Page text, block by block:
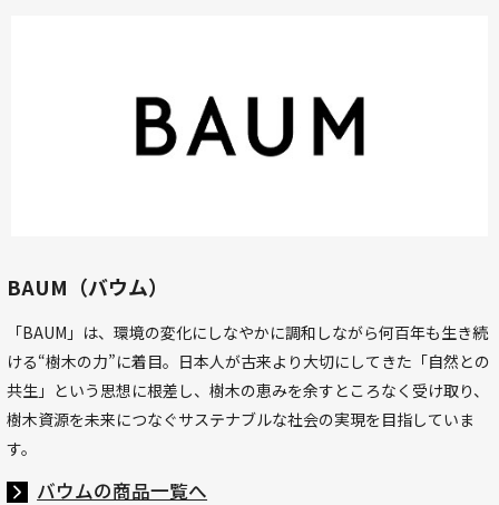
BAUM（バウム）
「BAUM」は、環境の変化にしなやかに調和しながら何百年も生き続
ける“樹木の力”に着目。日本人が古来より大切にしてきた「自然との
共生」という思想に根差し、樹木の恵みを余すところなく受け取り、
樹木資源を未来につなぐサステナブルな社会の実現を目指していま
す。
バウムの商品一覧へ